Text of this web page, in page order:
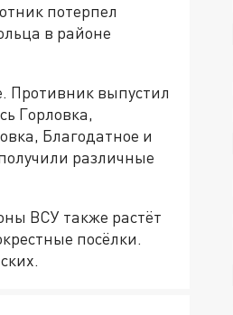
потерпел
в районе
Противник выпустил
Горловка,
Благодатное и
различные
ВСУ также растёт
посёлки.